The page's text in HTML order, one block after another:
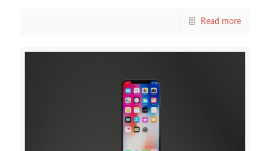
Read more